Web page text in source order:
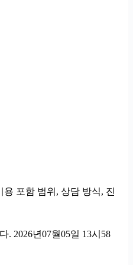
포함 범위, 상담 방식, 진
2026년07월05일 13시58